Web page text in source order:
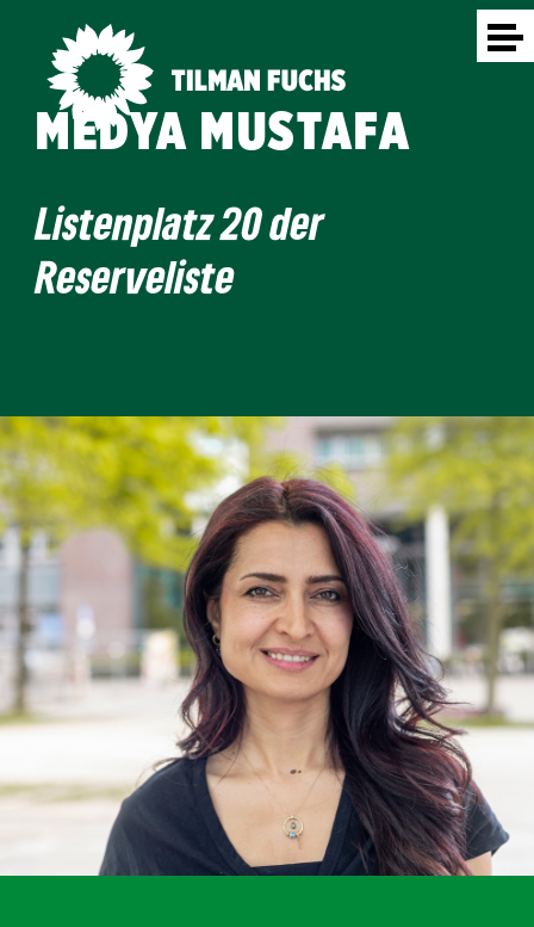
MEDYA MUSTAFA
Listenplatz 20 der
Reserveliste